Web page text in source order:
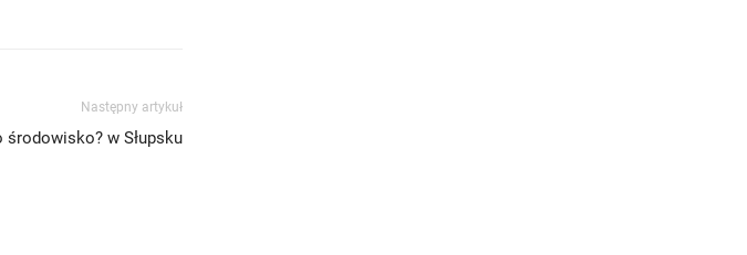
Następny artykuł
środowisko? w Słupsku